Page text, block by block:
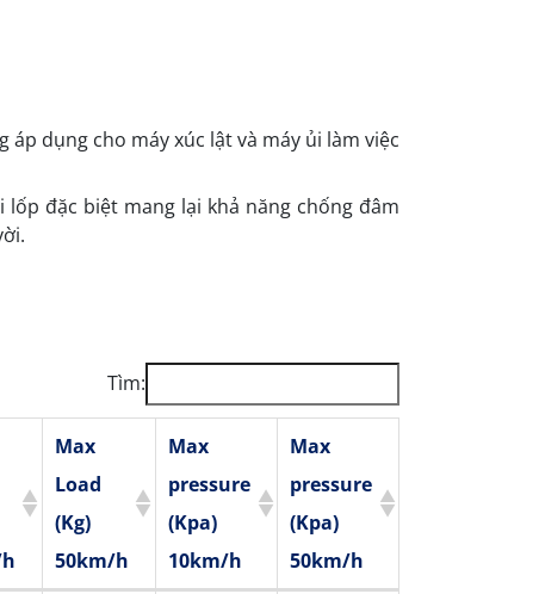
dụng cho máy xúc lật và máy ủi làm việc
đặc biệt mang lại khả năng chống đâm
Tìm:
Max
Load
(Kg)
50km/h
Max
pressure
(Kpa)
10km/h
Max
pressure
(Kpa)
50km/h